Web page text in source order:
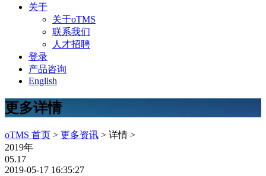
关于
关于oTMS
联系我们
人才招聘
登录
产品咨询
English
更多详情
oTMS 首页 > 更多资讯 > 详情 >
2019年
05.17
2019-05-17 16:35:27